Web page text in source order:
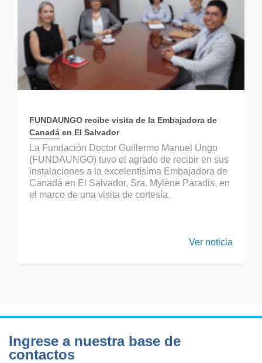
FUNDAUNGO recibe visita de la Embajadora de
Canadá en El Salvador
La Fundación Doctor Guillermo Manuel Ungo
(FUNDAUNGO) tuvo el agrado de recibir en sus
instalaciones a la excelentísima Embajadora de
Canadá en El Salvador, Sra. Mylène Paradis, en
el marco de una visita de cortesía.
Ver noticia
Ingrese a nuestra base de
contactos